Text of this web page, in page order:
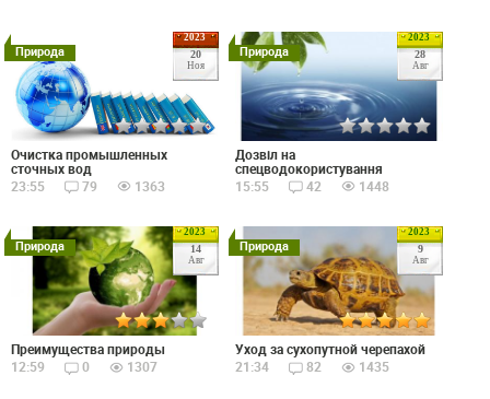
2023
20
Ноя
Природа
Очистка промышленных
сточных вод
23:55
79 1363
2023
28
Авг
Природа
Дозвіл на
спецводокористування
15:55
42 1448
2023
14
Авг
Природа
Преимущества природы
12:59
0 1307
2023
9
Авг
Природа
Уход за сухопутной черепахой
21:34
82 1435